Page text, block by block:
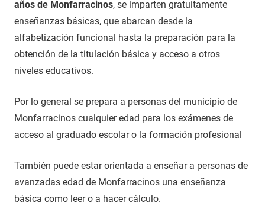
años de Monfarracinos, se imparten gratuitamente
enseñanzas básicas, que abarcan desde la
alfabetización funcional hasta la preparación para la
obtención de la titulación básica y acceso a otros
niveles educativos.
Por lo general se prepara a personas del municipio de
Monfarracinos cualquier edad para los exámenes de
acceso al graduado escolar o la formación profesional
También puede estar orientada a enseñar a personas de
avanzadas edad de Monfarracinos una enseñanza
básica como leer o a hacer cálculo.